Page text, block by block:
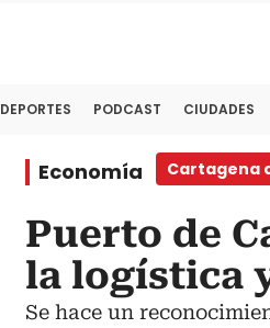
DEPORTES PODCAST CIUDADES
Economía Cartagena
Puerto de
la logística
Se hace un